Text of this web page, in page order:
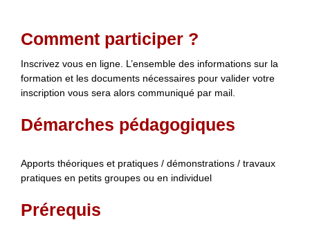
Comment participer ?
Inscrivez vous en ligne. L’ensemble des informations sur la
formation et les documents nécessaires pour valider votre
inscription vous sera alors communiqué par mail.
Démarches pédagogiques
Apports théoriques et pratiques / démonstrations / travaux
pratiques en petits groupes ou en individuel
Prérequis